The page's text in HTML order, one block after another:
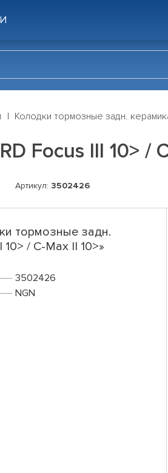
Колодки тормозные задн.
Focus III 10> /
Артикул: 3502426
тормозные задн.
/ C-Max II 10>»
3502426
NGN